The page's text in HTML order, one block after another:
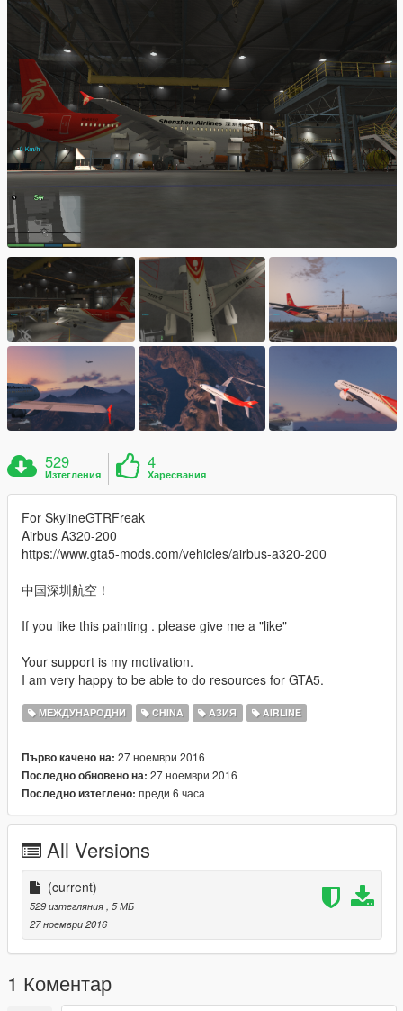
529
Изтегления
4
Харесвания
For SkylineGTRFreak
Airbus A320-200
https://www.gta5-mods.com/vehicles/airbus-a320-200
中国深圳航空！
If you like this painting . please give me a "like"
Your support is my motivation.
I am very happy to be able to do resources for GTA5.
МЕЖДУНАРОДНИ CHINA АЗИЯ AIRLINE
Първо качено на: 27 ноември 2016
Последно обновено на: 27 ноември 2016
Последно изтеглено: преди 6 часа
All Versions
(current)
529 изтегляния, 5 МБ
27 ноември 2016
1 Коментар